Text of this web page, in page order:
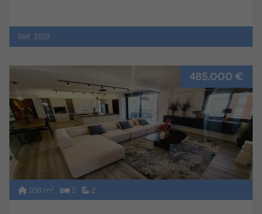
Ref. 3519
485.000 €
108 m2 2 2